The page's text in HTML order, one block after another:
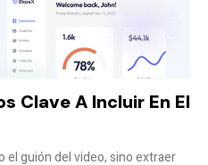
Clave A Incluir En El
el guión del video, sino extraer